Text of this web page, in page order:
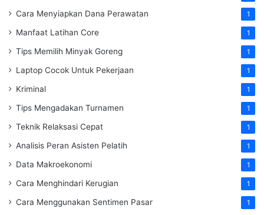
Cara Menyiapkan Dana Perawatan 1
Manfaat Latihan Core 1
Tips Memilih Minyak Goreng 1
Laptop Cocok Untuk Pekerjaan 1
Kriminal 1
Tips Mengadakan Turnamen 1
Teknik Relaksasi Cepat 1
Analisis Peran Asisten Pelatih 1
Data Makroekonomi 1
Cara Menghindari Kerugian 1
Cara Menggunakan Sentimen Pasar 1